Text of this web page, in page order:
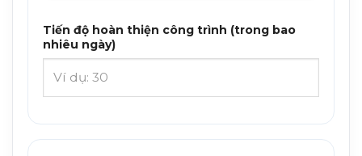
Tiến độ hoàn thiện công trình (trong bao
nhiêu ngày)